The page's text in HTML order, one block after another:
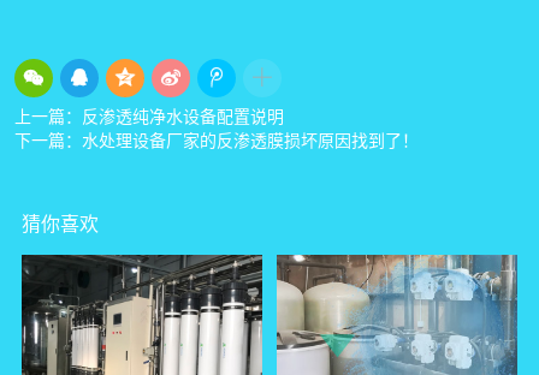
上一篇： 反渗透纯净水设备配置说明
下一篇： 水处理设备厂家的反渗透膜损坏原因找到了！
猜你喜欢